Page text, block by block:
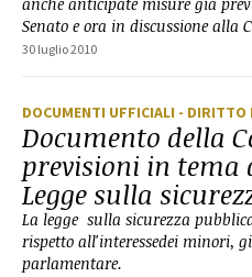
Senato e ora in discussione alla
30 luglio 2010
DOCUMENTI UFFICIALI - DIRITTO
Documento della
previsioni in
Legge sulla
La legge sulla sicurezza
rispetto all'interessedei minori,
parlamentare.